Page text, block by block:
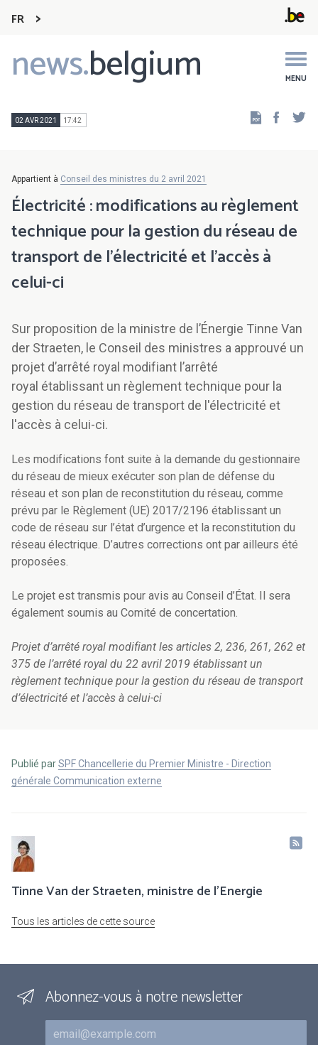
FR
news.belgium MENU
Main
navigation
02 AVR 2021 17:42
Appartient à Conseil des ministres du 2 avril 2021
Électricité : modifications au règlement
technique pour la gestion du réseau de
transport de l'électricité et l'accès à
celui-ci
Sur proposition de la ministre de l’Énergie Tinne Van
der Straeten, le Conseil des ministres a approuvé un
projet d’arrêté royal modifiant l’arrêté
royal établissant un règlement technique pour la
gestion du réseau de transport de l'électricité et
l'accès à celui-ci.
Les modifications font suite à la demande du gestionnaire
du réseau de mieux exécuter son plan de défense du
réseau et son plan de reconstitution du réseau, comme
prévu par le Règlement (UE) 2017/2196 établissant un
code de réseau sur l’état d’urgence et la reconstitution du
réseau électrique. D’autres corrections ont par ailleurs été
proposées.
Le projet est transmis pour avis au Conseil d’État. Il sera
également soumis au Comité de concertation.
Projet d’arrêté royal modifiant les articles 2, 236, 261, 262 et
375 de l’arrêté royal du 22 avril 2019 établissant un
règlement technique pour la gestion du réseau de transport
d’électricité et l’accès à celui-ci
Publié parSPF Chancellerie du Premier Ministre - Direction
générale Communication externe
Tinne Van der Straeten, ministre de l'Energie
Tous les articles de cette source
Abonnez-vous à notre newsletter
Courriel